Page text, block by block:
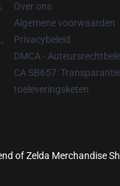
Over ons
Algemene voorwaarden
Privacybeleid
DMCA -
CA SB657:
toeleveringsketen
of Zelda Merchandise